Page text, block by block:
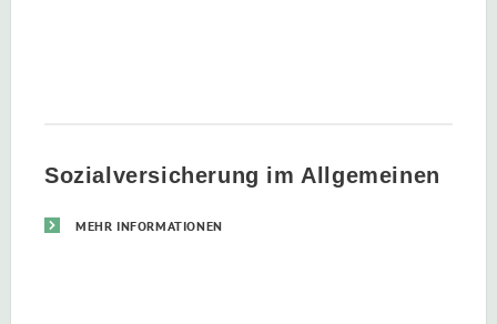
Sozialversicherung im Allgemeinen
MEHR INFORMATIONEN